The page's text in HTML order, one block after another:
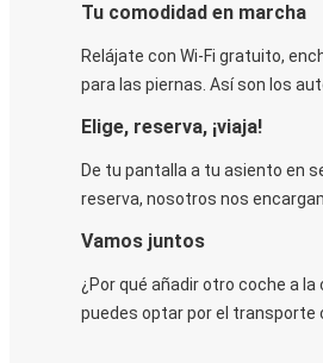
Tu comodidad en marcha
Relájate con Wi-Fi gratuito,
para las piernas. Así son los
Elige, reserva, ¡viaja!
De tu pantalla a tu asiento en
reserva, nosotros nos
Vamos juntos
¿Por qué añadir otro coche a
puedes optar por el transporte